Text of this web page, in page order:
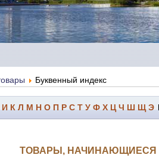
Буквенный индекс
И К Л М Н О П Р С Т У Ф Х Ц Ч Ш Щ Э
ТОВАРЫ, НАЧИНАЮЩИЕСЯ